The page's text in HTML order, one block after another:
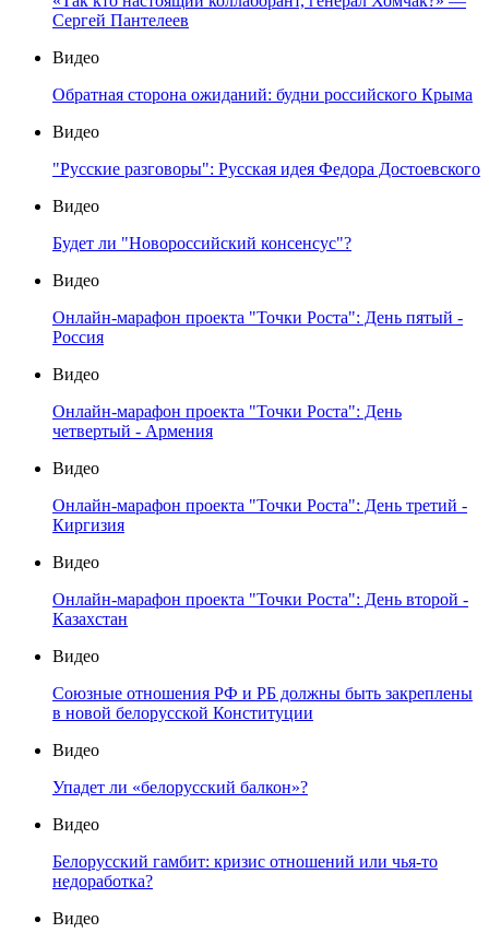
Сергей Пантелеев
Видео
Обратная сторона ожиданий: будни российского Крыма
Видео
"Русские разговоры": Русская идея Федора Достоевского
Видео
Будет ли "Новороссийский консенсус"?
Видео
Онлайн-марафон проекта "Точки Роста": День пятый -
Россия
Видео
Онлайн-марафон проекта "Точки Роста": День
четвертый - Армения
Видео
Онлайн-марафон проекта "Точки Роста": День третий -
Киргизия
Видео
Онлайн-марафон проекта "Точки Роста": День второй -
Казахстан
Видео
Союзные отношения РФ и РБ должны быть закреплены
в новой белорусской Конституции
Видео
Упадет ли «белорусский балкон»?
Видео
Белорусский гамбит: кризис отношений или чья-то
недоработка?
Видео